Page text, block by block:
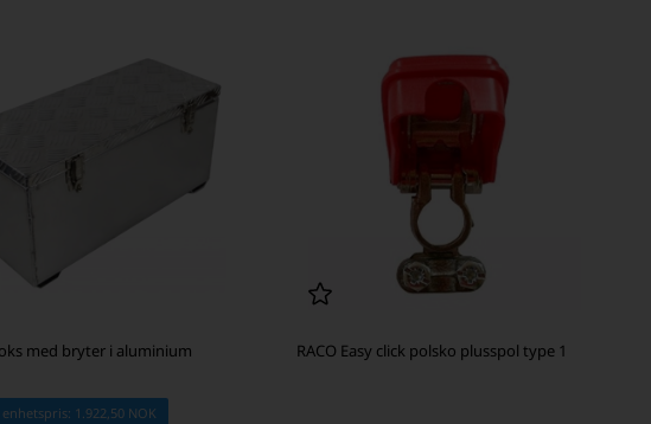
med bryter i aluminium
1.922,50 NOK
RACO Easy click polsko plusspol type 1